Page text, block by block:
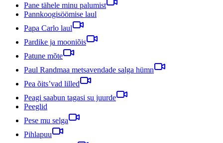
Pane tähele minu palumist
Pannkoogisöömise laul
Papa Carlo laul
Pardike ja mooniõis
Patune mõte
Paul Randmaa metsavendade salga hümn
Pea õits’vad lilled
Peagi saabun tagasi su juurde
Peeglid
Pese mu selga
Pihlapuu